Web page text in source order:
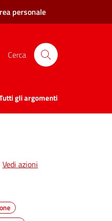
personale
Cerca
gli argomenti
Vedi azioni